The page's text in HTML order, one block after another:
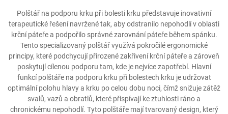
Polštář na podporu krku při bolesti krku představuje inovativní
terapeutické řešení navržené tak, aby odstranilo nepohodlí v oblasti
krční páteře a podpořilo správné zarovnání páteře během spánku.
Tento specializovaný polštář využívá pokročilé ergonomické
principy, které podchycují přirozené zakřivení krční páteře a zároveň
poskytují cílenou podporu tam, kde je nejvíce zapotřebí. Hlavní
funkcí polštáře na podporu krku při bolestech krku je udržovat
optimální polohu hlavy a krku po celou dobu noci, čímž snižuje zátěž
svalů, vazů a obratlů, které přispívají ke ztuhlosti ráno a
chronickému nepohodlí. Tyto polštáře mají tvarovaný design, který